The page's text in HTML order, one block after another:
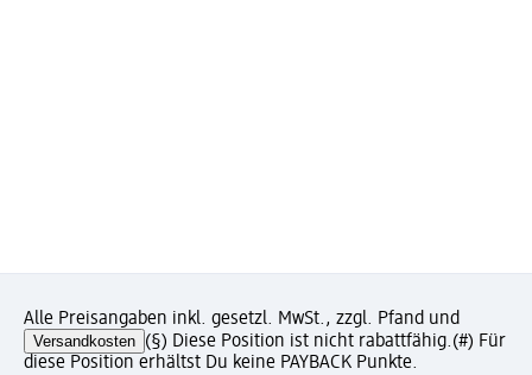
Alle Preisangaben inkl. gesetzl. MwSt., zzgl. Pfand und
Versandkosten (§) Diese Position ist nicht rabattfähig.(#) Für
diese Position erhältst Du keine PAYBACK Punkte.